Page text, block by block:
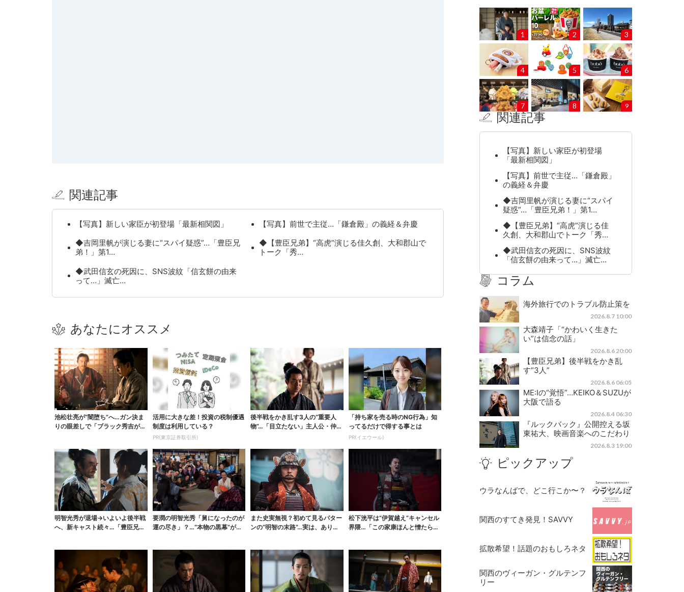
関連記事
【写真】新しい家臣が初登場「最新相関図」
【写真】前世で主従…「鎌倉殿」の義経＆弁慶
◆吉岡里帆が演じる妻に“スパイ疑惑”…「豊臣兄
弟！」第1…
◆【豊臣兄弟】“高虎”演じる佳久創、大和郡山で
トーク「秀…
◆武田信玄の死因に、SNS波紋「信玄餅の由来
って…」滅亡…
あなたにオススメ
池松壮亮が“闇堕ち”へ…ガン決ま
りの眼差しで「ブラック秀吉がロ
活用に大きな差！投資の税制優遇
制度は利用している？
PR(東京証券取引所)
後半戦をかき乱す3人の“重要人
物”…「目立たない」主人公・仲野
「持ち家を売る時のNG行為」知
ってるだけで得する事とは
PR(イエウール)
明智光秀が退場→いよいよ後半戦
へ、新キャスト続々…「豊臣兄
要潤の明智光秀「舅になったのが
運の尽き」？…“本物の黒幕”が最
また史実無視？初めて見るパター
ンの“明智の末路”…実は、ありえ
松下洸平は“伊賀越え”キャンセル
界隈…「この家康ほんと憎たらし
1 2 3
4 5 6
7 8 9
関連記事
【写真】新しい家臣が初登場
「最新相関図」
【写真】前世で主従…「鎌倉殿」
の義経＆弁慶
◆吉岡里帆が演じる妻に“スパイ
疑惑”…「豊臣兄弟！」第1…
◆【豊臣兄弟】“高虎”演じる佳
久創、大和郡山でトーク「秀…
◆武田信玄の死因に、SNS波紋
「信玄餅の由来って…」滅亡…
コラム
海外旅行でのトラブル防止策を
2026.8.7 10:00
大森靖子「“かわいく生きた
い”は信念の話」
2026.8.6 20:00
【豊臣兄弟】後半戦をかき乱
す“3人”
2026.8.6 06:05
ME:Iの“覚悟”…KEIKO＆SUZUが
大阪で語る
2026.8.4 06:30
『ルックバック』公開控える坂
東祐大、映画音楽へのこだわり
2026.8.3 19:00
ピックアップ
ウラなんばで、どこ行こか〜？
関西のすてき発見！SAVVY
拡散希望！話題のおもしろネタ
関西のヴィーガン・グルテンフ
リー